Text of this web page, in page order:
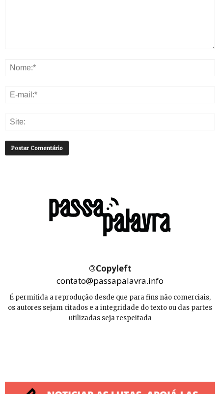
©Copyleft
contato@passapalavra.info
É permitida a reprodução desde que para fins não comerciais,
os autores sejam citados e a integridade do texto ou das partes
utilizadas seja respeitada